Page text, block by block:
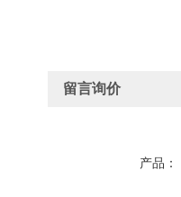
留言询价
产品：